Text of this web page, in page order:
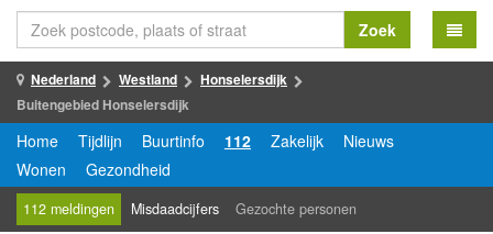
Zoek
Nederland Westland
Honselersdijk
Buitengebied Honselersdijk
Home Tijdlijn Buurtinfo 112 Zakelijk
Nieuws
Wonen
Gezondheid
112 meldingen Misdaadcijfers Gezochte personen